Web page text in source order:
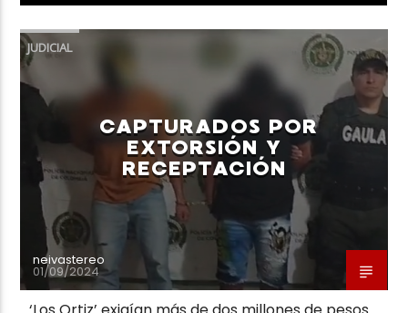
TÍTULO
ARTISTA
Neiva Estereo
JUDICIAL
CAPTURADOS POR
EXTORSIÓN Y
RECEPTACIÓN
neivastereo
01/09/2024